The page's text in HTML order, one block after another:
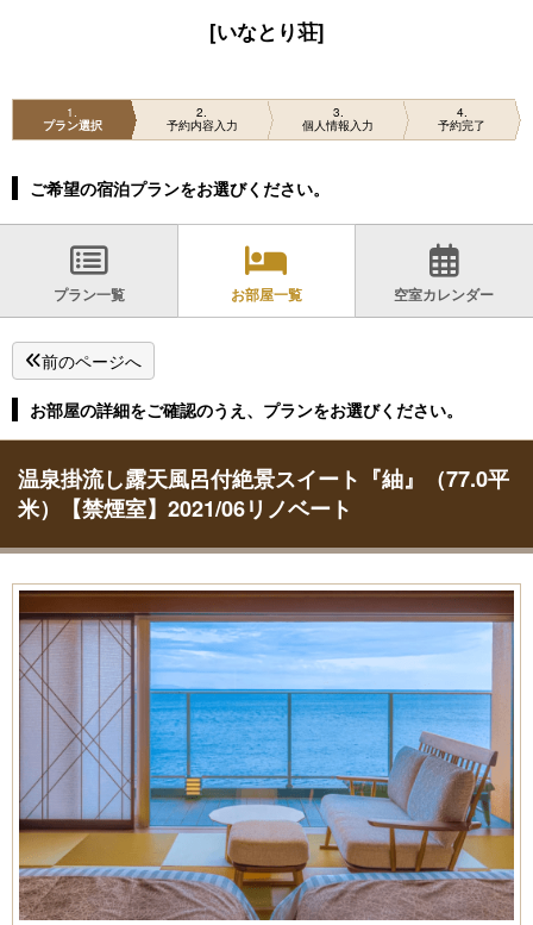
[いなとり荘]
1
プラン選択
2
予約内容入力
3
個人情報入力
4
予約完了
ご希望の宿泊プランをお選びください。
プラン一覧 お部屋一覧 空室カレンダー
前のページへ
お部屋の詳細をご確認のうえ、プランをお選びください。
温泉掛流し露天風呂付絶景スイート『紬』（77.0平
米）【禁煙室】2021/06リノベート